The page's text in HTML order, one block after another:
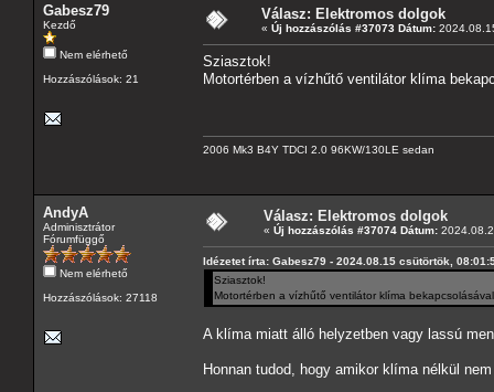
Gabesz79
Kezdő
Nem elérhető
Hozzászólások: 21
Válasz: Elektromos dolgok
« Új hozzászólás #37073 Dátum:
Sziasztok!
Motortérben a vízhűtő ventilátor klíma
2006 Mk3 B4Y TDCI 2.0 96KW/130LE sedan
AndyA
Adminisztrátor
Fórumfüggő
Nem elérhető
Hozzászólások: 27118
Válasz: Elektromos dolgok
« Új hozzászólás #37074 Dátum:
Idézetet írta: Gabesz79 - 2024.08.15 csütörtök,
Sziasztok!
Motortérben a vízhűtő ventilátor klíma
A klíma miatt álló helyzetben vagy lassú
Honnan tudod, hogy amikor klíma nélkül